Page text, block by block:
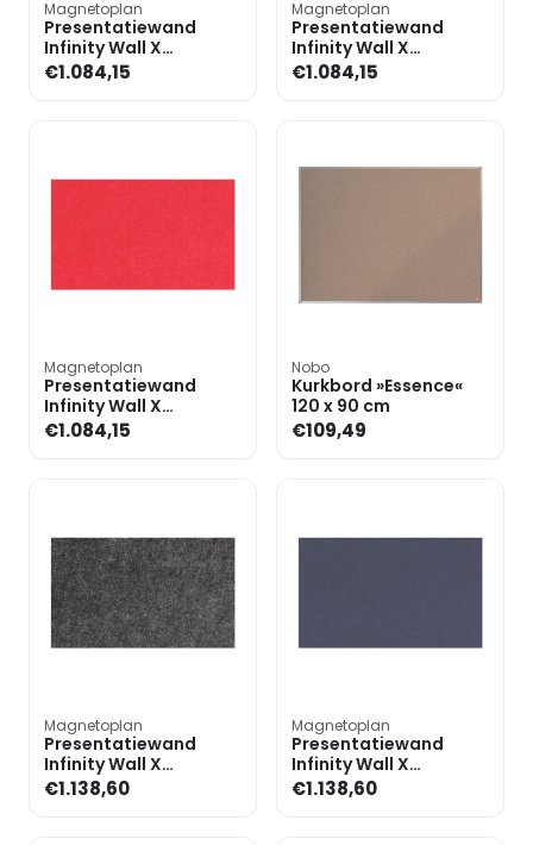
Magnetoplan
Presentatiewand
Infinity Wall X
Acoustics« 98x198 cm
€1.084,15
Magnetoplan
Presentatiewand
Infinity Wall X
Acoustics« 98x198 cm
€1.084,15
Magnetoplan
Presentatiewand
Infinity Wall X
Acoustics« 98x198 cm
€1.084,15
Nobo
Kurkbord »Essence«
120 x 90 cm
€109,49
Magnetoplan
Presentatiewand
Infinity Wall X
Acoustics« 98x198 cm
€1.138,60
Magnetoplan
Presentatiewand
Infinity Wall X
Acoustics« 98x198 cm
€1.138,60